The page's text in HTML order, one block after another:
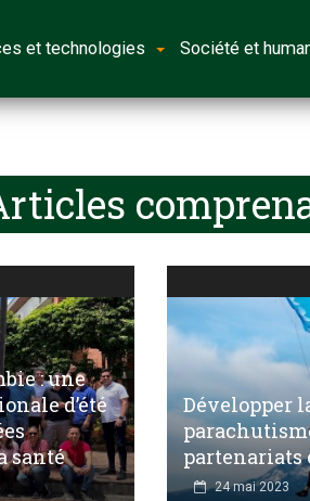
et technologies Société et
: une
d’été
santé
Développer
partenariats
24 mai 2023